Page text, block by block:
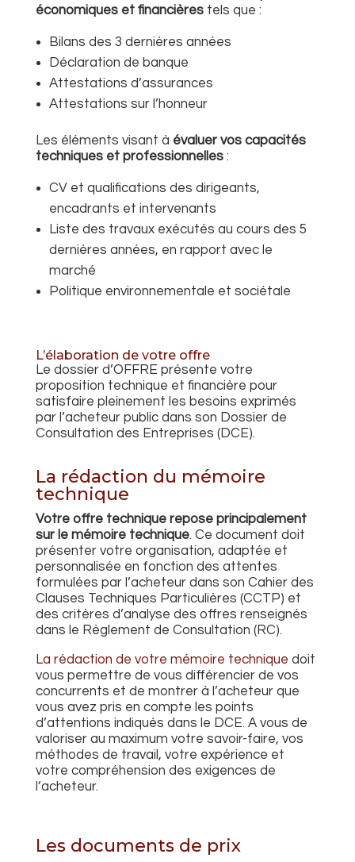
économiques et financièrestels que :
Bilans des 3 dernières années
Déclaration de banque
Attestations d’assurances
Attestations sur l’honneur
Les éléments visant à évaluer vos capacités
techniques et professionnelles:
CV et qualifications des dirigeants,
encadrants et intervenants
Liste des travaux exécutés au cours des 5
dernières années, en rapport avec le
marché
Politique environnementale et sociétale
L’élaboration de votre offre
Le dossier d’OFFRE présente votre
proposition technique et financière pour
satisfaire pleinement les besoins exprimés
par l’acheteur public dans son Dossier de
Consultation des Entreprises (DCE).
La rédaction du mémoire
technique
Votre offretechnique repose principalement
sur le mémoire technique. Ce document doit
présenter votre organisation, adaptée et
personnalisée en fonction des attentes
formulées par l’acheteur dans son Cahier des
Clauses Techniques Particulières (CCTP) et
des critères d’analyse des offres renseignés
dans le Règlement de Consultation (RC).
La rédaction de votre mémoire technique doit
vous permettre de vous différencier de vos
concurrents et de montrer à l’acheteur que
vous avez pris en compte les points
d’attentions indiqués dans le DCE. A vous de
valoriser au maximum votre savoir-faire, vos
méthodes de travail, votre expérience et
votre compréhension des exigences de
l’acheteur.
Les documents de prix